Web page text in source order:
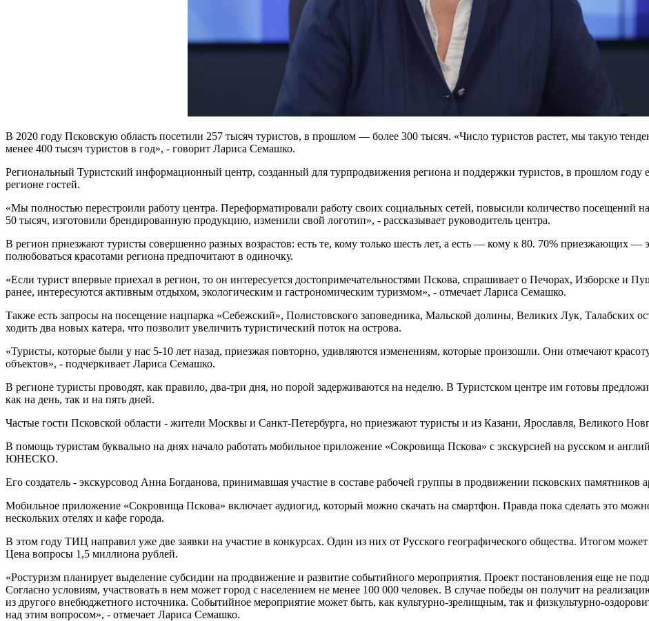
В 2020 году Псковскую область посетили 257 тысяч туристов, в прошлом — более 300 тысяч. «Число туристов растет, мы такую
менее 400 тысяч туристов в год», - говорит Лариса Семашко.
Региональный Туристский информационный центр, созданный для турпродвижения региона и поддержки туристов, в прошлом году
регионе гостей.
«Мы полностью перестроили работу центра. Переформатировали работу своих социальных сетей, повысили количество посещений
50 тысяч, изготовили брендированную продукцию, изменили свой логотип», - рассказывает руководитель центра.
В регион приезжают туристы совершенно разных возрастов: есть те, кому только шесть лет, а есть — кому к 80. 70% приезжающих —
полюбоваться красотами региона предпочитают в одиночку.
«Если турист впервые приехал в регион, то он интересуется достопримечательностями Пскова, спрашивает о Печорах, Изборске и
ранее, интересуются активным отдыхом, экологическим и гастрономическим туризмом», - отмечает Лариса Семашко.
Также есть запросы на посещение нацпарка «Себежский», Полистовского заповедника, Мальской долины, Великих Лук, Талабских
ходить два новых катера, что позволит увеличить туристический поток на острова.
«Туристы, которые были у нас 5-10 лет назад, приезжая повторно, удивляются изменениям, которые произошли. Они отмечают
объектов», - подчеркивает Лариса Семашко.
В регионе туристы проводят, как правило, два-три дня, но порой задерживаются на неделю. В Туристском центре им готовы
как на день, так и на пять дней.
Частые гости Псковской области - жители Москвы и Санкт-Петербурга, но приезжают туристы и из Казани, Ярославля, Великого
В помощь туристам буквально на днях начало работать мобильное приложение «Сокровища Пскова» с экскурсией на русском и
ЮНЕСКО.
Его создатель - экскурсовод Анна Богданова, принимавшая участие в составе рабочей группы в продвижении псковских
Мобильное приложение «Сокровища Пскова» включает аудиогид, который можно скачать на смартфон. Правда пока сделать это
нескольких отелях и кафе города.
В этом году ТИЦ направил уже две заявки на участие в конкурсах. Один из них от Русского географического общества. Итогом может
Цена вопросы 1,5 миллиона рублей.
«Ростуризм планирует выделение субсидии на продвижение и развитие событийного мероприятия. Проект постановления еще не
Согласно условиям, участвовать в нем может город с населением не менее 100 000 человек. В случае победы он получит на
из другого внебюджетного источника. Событийное мероприятие может быть, как культурно-зрелищным, так и физкультурно-
над этим вопросом», - отмечает Лариса Семашко.